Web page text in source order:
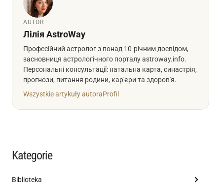
AUTOR
Лілія AstroWay
Професійний астролог з понад 10-річним досвідом,
засновниця астрологічного порталу astroway.info.
Персональні консультації: натальна карта, синастрія,
прогнози, питання родини, кар'єри та здоров'я.
Wszystkie artykuły autoraProfil
Kategorie
Biblioteka